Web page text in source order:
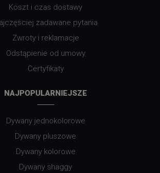
Koszt i czas dostawy
zadawane pytania
Zwroty i reklamacje
Odstąpienie od umowy
Certyfikaty
NAJPOPULARNIEJSZE
Dywany jednokolorowe
Dywany pluszowe
Dywany kolorowe
Dywany shaggy